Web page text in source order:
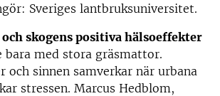
Sveriges lantbruksuniversitet.
och skogens positiva hälsoeffekter
bara med stora gräsmattor.
och sinnen samverkar när urbana
stressen. Marcus Hedblom,